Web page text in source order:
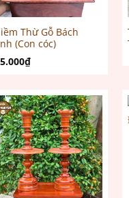
Thừ Gỗ Bách
(Con cóc)
₫